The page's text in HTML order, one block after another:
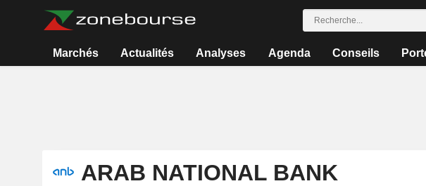
Marchés Actualités Analyses Agenda Conseils
ARAB NATIONAL BANK